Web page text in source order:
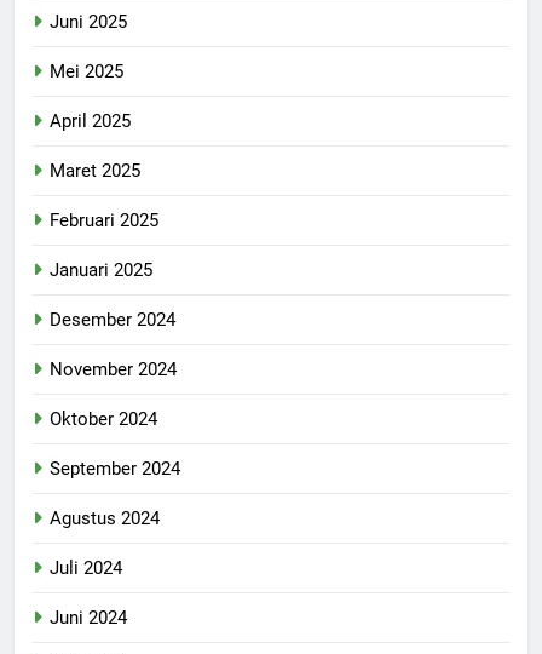
Juni 2025
Mei 2025
April 2025
Maret 2025
Februari 2025
Januari 2025
Desember 2024
November 2024
Oktober 2024
September 2024
Agustus 2024
Juli 2024
Juni 2024